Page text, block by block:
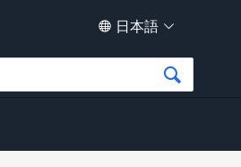
日本語